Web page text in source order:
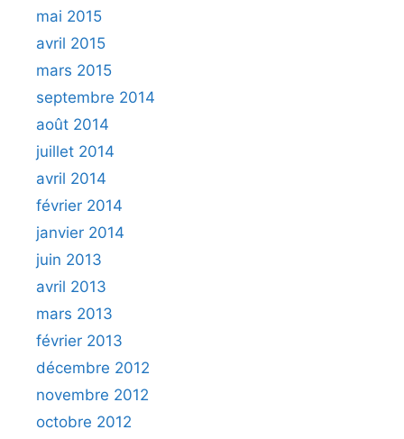
mai 2015
avril 2015
mars 2015
septembre 2014
août 2014
juillet 2014
avril 2014
février 2014
janvier 2014
juin 2013
avril 2013
mars 2013
février 2013
décembre 2012
novembre 2012
octobre 2012